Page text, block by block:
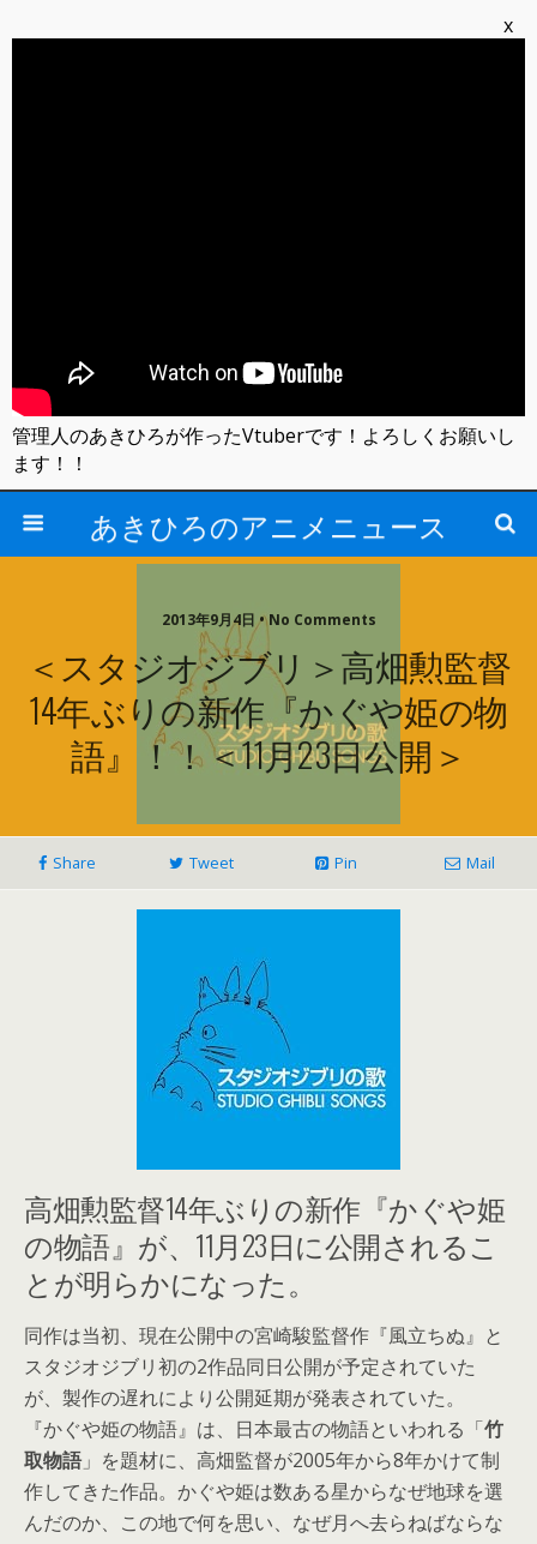
あきひろのアニメニュース
2013年9月4日 • No Comments
＜スタジオジブリ＞高畑勲監督
14年ぶりの新作『かぐや姫の物
語』！！＜11月23日公開＞
Share Tweet Pin Mail
高畑勲監督14年ぶりの新作『かぐや姫
の物語』が、11月23日に公開されるこ
とが明らかになった。
同作は当初、現在公開中の宮崎駿監督作『風立ちぬ』と
スタジオジブリ初の2作品同日公開が予定されていた
が、製作の遅れにより公開延期が発表されていた。
『かぐや姫の物語』は、日本最古の物語といわれる「竹
取物語」を題材に、高畑監督が2005年から8年かけて制
作してきた作品。かぐや姫は数ある星からなぜ地球を選
んだのか、この地で何を思い、なぜ月へ去らねばならな
x
管理人のあきひろが作ったVtuberです！よろしくお願いし
ます！！